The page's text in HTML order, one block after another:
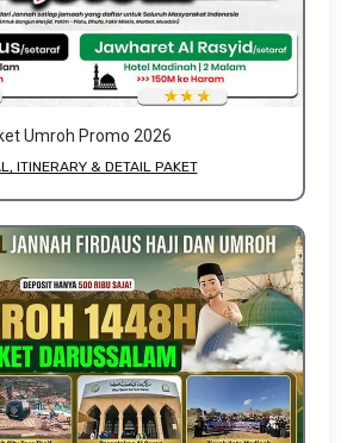
Umroh Promo 2026
ITINERARY & DETAIL PAKET